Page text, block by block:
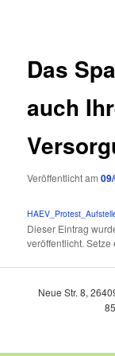
Das
auch
Veröffentlicht am
Dieser Eintrag
veröffentlicht.
Neue Str. 8,